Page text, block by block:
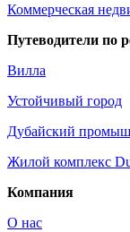
Коммерческая
Путеводители по
Вилла
Устойчивый город
Дубайский
Жилой комплекс
Компания
О нас